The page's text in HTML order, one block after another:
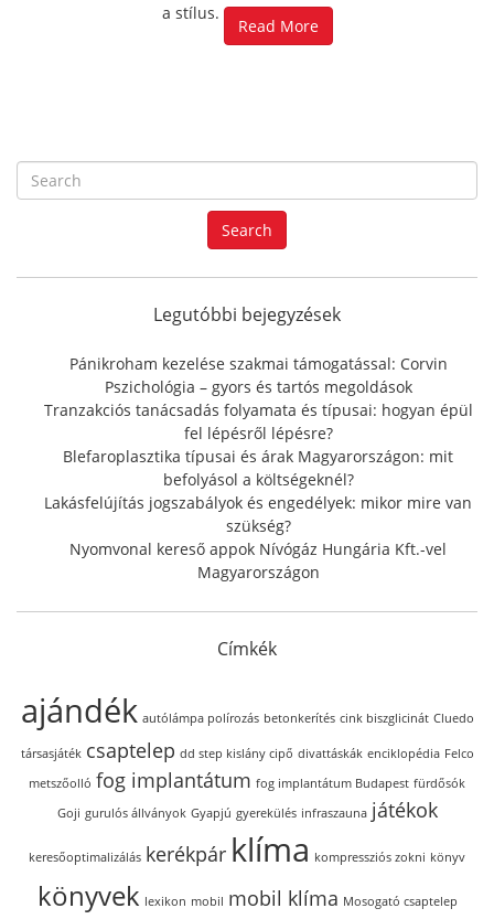
a stílus.
Read More
e
a
r
f
r
:
Search
Legutóbbi bejegyzések
Pánikroham kezelése szakmai támogatással: Corvin
Pszichológia – gyors és tartós megoldások
Tranzakciós tanácsadás folyamata és típusai: hogyan épül
fel lépésről lépésre?
Blefaroplasztika típusai és árak Magyarországon: mit
befolyásol a költségeknél?
Lakásfelújítás jogszabályok és engedélyek: mikor mire van
szükség?
Nyomvonal kereső appok Nívógáz Hungária Kft.-vel
Magyarországon
Címkék
ajándék autólámpa polírozás betonkerítés cink biszglicinát Cluedo
társasjáték csaptelep dd step kislány cipő divattáskák enciklopédia Felco
metszőolló fog implantátum fog implantátum Budapest fürdősók
Goji gurulós állványok Gyapjú gyerekülés infraszauna játékok
keresőoptimalizálás kerékpár klíma kompressziós zokni könyv
könyvek lexikon mobil mobil klíma Mosogató csaptelep